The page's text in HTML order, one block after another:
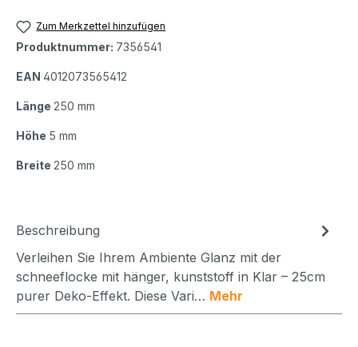
Zum Merkzettel hinzufügen
Produktnummer: 7356541
EAN 4012073565412
Länge 250 mm
Höhe 5 mm
Breite 250 mm
Beschreibung
Verleihen Sie Ihrem Ambiente Glanz mit der
schneeflocke mit hänger, kunststoff in Klar – 25cm
purer Deko-Effekt. Diese Vari… Mehr